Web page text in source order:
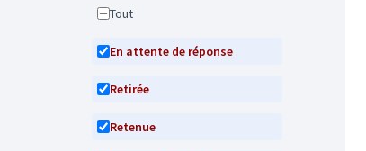
Tout
En attente de réponse
Retirée
Retenue